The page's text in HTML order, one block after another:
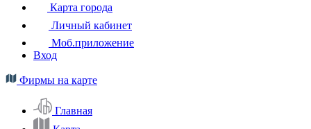
Карта города
Личный кабинет
Моб.приложение
Вход
Фирмы на карте
Главная